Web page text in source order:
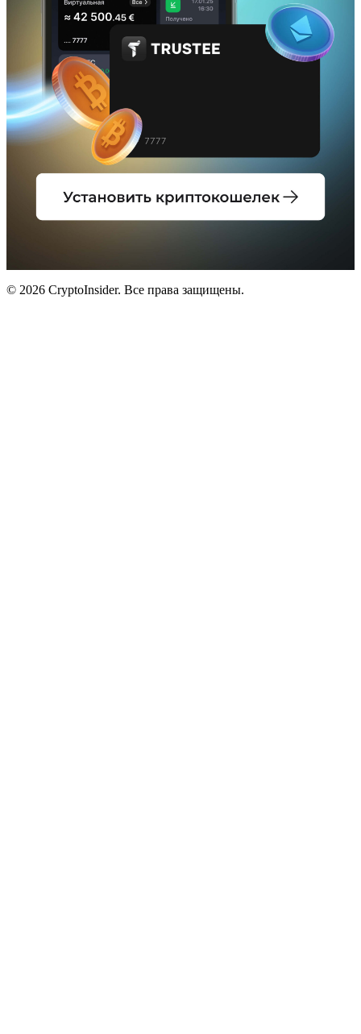
© 2026 CryptoInsider. Все права защищены.